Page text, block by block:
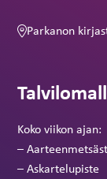
Parkanon
Koko viikon ajan:
–
– Askartelupiste